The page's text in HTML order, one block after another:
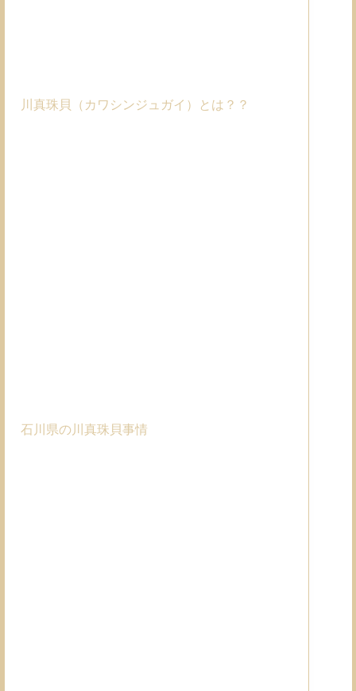
川真珠貝（カワシンジュガイ）とは？？
石川県の川真珠貝事情